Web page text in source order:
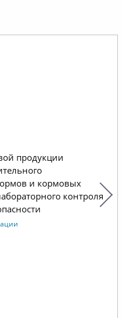
продукции
и кормовых
контроля